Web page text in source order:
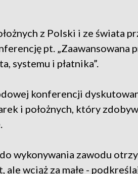
z Polski i ze świata
pt. „Zaawansowana
systemu i płatnika”.
konferencji
i położnych, który
wykonywania zawodu
ale wciąż za małe -